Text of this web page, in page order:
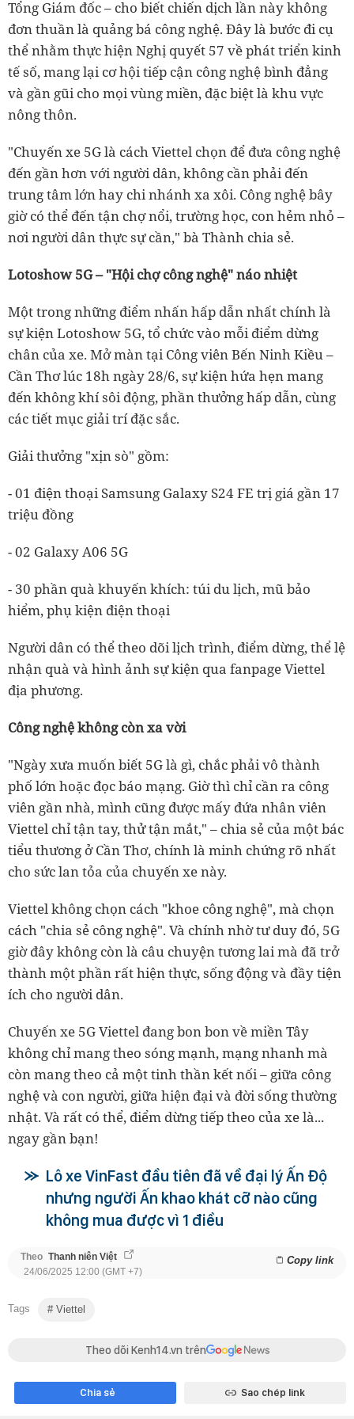
Tổng Giám đốc – cho biết chiến dịch lần này không
đơn thuần là quảng bá công nghệ. Đây là bước đi cụ
thể nhằm thực hiện Nghị quyết 57 về phát triển kinh
tế số, mang lại cơ hội tiếp cận công nghệ bình đẳng
và gần gũi cho mọi vùng miền, đặc biệt là khu vực
nông thôn.
"Chuyến xe 5G là cách Viettel chọn để đưa công nghệ
đến gần hơn với người dân, không cần phải đến
trung tâm lớn hay chi nhánh xa xôi. Công nghệ bây
giờ có thể đến tận chợ nổi, trường học, con hẻm nhỏ –
nơi người dân thực sự cần," bà Thành chia sẻ.
Lotoshow 5G – "Hội chợ công nghệ" náo nhiệt
Một trong những điểm nhấn hấp dẫn nhất chính là
sự kiện Lotoshow 5G, tổ chức vào mỗi điểm dừng
chân của xe. Mở màn tại Công viên Bến Ninh Kiều –
Cần Thơ lúc 18h ngày 28/6, sự kiện hứa hẹn mang
đến không khí sôi động, phần thưởng hấp dẫn, cùng
các tiết mục giải trí đặc sắc.
Giải thưởng "xịn sò" gồm:
- 01 điện thoại Samsung Galaxy S24 FE trị giá gần 17
triệu đồng
- 02 Galaxy A06 5G
- 30 phần quà khuyến khích: túi du lịch, mũ bảo
hiểm, phụ kiện điện thoại
Người dân có thể theo dõi lịch trình, điểm dừng, thể lệ
nhận quà và hình ảnh sự kiện qua fanpage Viettel
địa phương.
Công nghệ không còn xa vời
"Ngày xưa muốn biết 5G là gì, chắc phải vô thành
phố lớn hoặc đọc báo mạng. Giờ thì chỉ cần ra công
viên gần nhà, mình cũng được mấy đứa nhân viên
Viettel chỉ tận tay, thử tận mắt," – chia sẻ của một bác
tiểu thương ở Cần Thơ, chính là minh chứng rõ nhất
cho sức lan tỏa của chuyến xe này.
Viettel không chọn cách "khoe công nghệ", mà chọn
cách "chia sẻ công nghệ". Và chính nhờ tư duy đó, 5G
giờ đây không còn là câu chuyện tương lai mà đã trở
thành một phần rất hiện thực, sống động và đầy tiện
ích cho người dân.
Chuyến xe 5G Viettel đang bon bon về miền Tây
không chỉ mang theo sóng mạnh, mạng nhanh mà
còn mang theo cả một tinh thần kết nối – giữa công
nghệ và con người, giữa hiện đại và đời sống thường
nhật. Và rất có thể, điểm dừng tiếp theo của xe là...
ngay gần bạn!
Lô xe VinFast đầu tiên đã về đại lý Ấn Độ
nhưng người Ấn khao khát cỡ nào cũng
không mua được vì 1 điều
Theo Thanh niên Việt Copy link
24/06/2025 12:00 (GMT +7)
Tags Viettel
Theo dõi Kenh14.vn trên
Chia sẻ Sao chép link